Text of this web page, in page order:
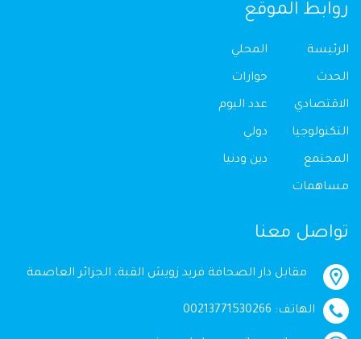
روابط الموقع
الرئيسة
الحدث
الاقتصادي
التكنولوجيا
المجتمع
مساهمات
المحلي
حوارات
عدد اليوم
دولي
دين ودنيا
تواصل معنا
مقابل دار الصحافة فريد زويش القبة، الجزائر العاصمة
الهاتف: 00213771530266